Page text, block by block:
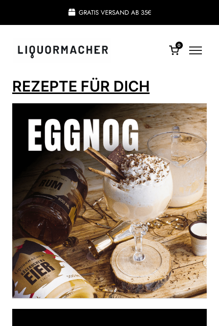
GRATIS VERSAND AB 35€
0
REZEPTE FÜR DICH